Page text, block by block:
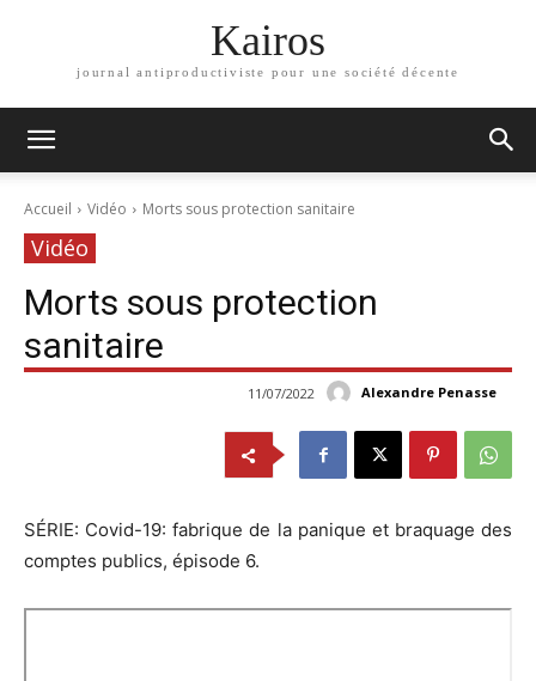
Kairos
journal antiproductiviste pour une société décente
Accueil Vidéo Morts sous protection sanitaire
Vidéo
Morts sous protection
sanitaire
Alexandre Penasse
11/07/2022
SÉRIE: Covid-19: fabrique de la panique et braquage des
comptes publics, épisode 6.